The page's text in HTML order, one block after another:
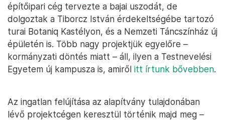
építőipari cég tervezte a bajai uszodát, de
dolgoztak a Tiborcz István érdekeltségébe tartozó
turai Botaniq Kastélyon, és a Nemzeti Táncszínház új
épületén is. Több nagy projektjük egyelőre –
kormányzati döntés miatt – áll, ilyen a Testnevelési
Egyetem új kampusza is, amiről itt írtunk bővebben.
Az ingatlan felújítása az alapítvány tulajdonában
lévő projektcégen keresztül történik majd meg –